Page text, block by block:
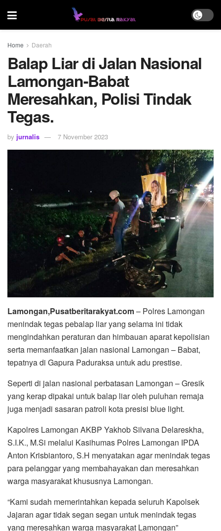
Home Daerah
Balap Liar di Jalan Nasional
Lamongan-Babat
Meresahkan, Polisi Tindak
Tegas.
by jurnalis 7 November 2023
Lamongan,Pusatberitarakyat.com– Polres Lamongan
menindak tegas pebalap liar yang selama ini tidak
mengindahkan peraturan dan himbauan aparat kepolisian
serta memanfaatkan jalan nasional Lamongan – Babat,
tepatnya di Gapura Paduraksa untuk adu prestise.
Seperti di jalan nasional perbatasan Lamongan – Gresik
yang kerap dipakai untuk balap liar oleh puluhan remaja
juga menjadi sasaran patroli kota presisi blue light.
Kapolres Lamongan AKBP Yakhob Silvana Delareskha,
S.I.K., M.Si melalui Kasihumas Polres Lamongan IPDA
Anton Krisbiantoro, S.H menyatakan agar menindak tegas
para pelanggar yang membahayakan dan meresahkan
warga masyarakat khususnya Lamongan.
“Kami sudah memerintahkan kepada seluruh Kapolsek
Jajaran agar tidak segan segan untuk menindak tegas
yang meresahkan warga masyarakat Lamongan”